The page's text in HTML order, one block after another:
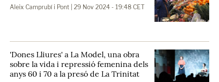
Aleix Camprubí i Pont | 29 Nov 2024 - 19:48 CET
'Dones Lliures' a La Model, una obra
sobre la vida i repressió femenina dels
anys 60 i 70 a la presó de La Trinitat